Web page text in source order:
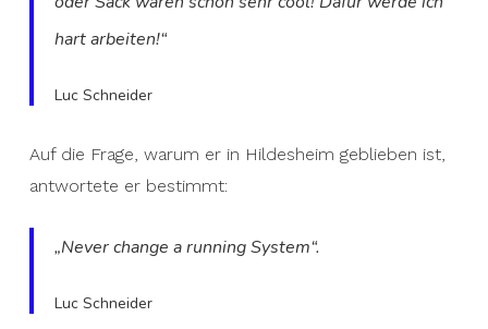
hart arbeiten!“
Luc Schneider
Auf die Frage, warum er in Hildesheim geblieben ist,
antwortete er bestimmt:
„Never change a running System“.
Luc Schneider